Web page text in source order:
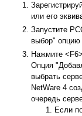
или его
Запустите
выбор"
Нажмите
Опция
выбрать
NetWare 4
очередь
Если